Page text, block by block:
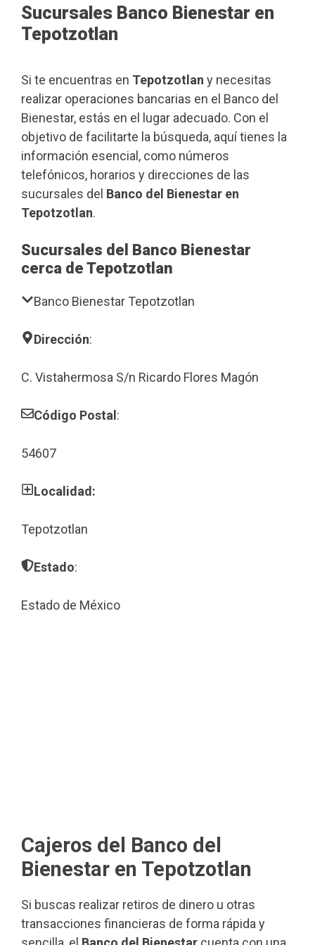
Sucursales Banco Bienestar en
Tepotzotlan
Si te encuentras en Tepotzotlan y necesitas
realizar operaciones bancarias en el Banco del
Bienestar, estás en el lugar adecuado. Con el
objetivo de facilitarte la búsqueda, aquí tienes la
información esencial, como números
telefónicos, horarios y direcciones de las
sucursales del Banco del Bienestar en
Tepotzotlan.
Sucursales del Banco Bienestar
cerca de Tepotzotlan
Banco Bienestar Tepotzotlan
Dirección:
C. Vistahermosa S/n Ricardo Flores Magón
Código Postal:
54607
Localidad:
Tepotzotlan
Estado:
Estado de México
Cajeros del Banco del
Bienestar en Tepotzotlan
Si buscas realizar retiros de dinero u otras
transacciones financieras de forma rápida y